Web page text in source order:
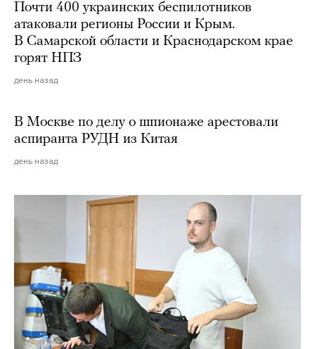
Почти 400 украинских беспилотников
атаковали регионы России и Крым.
В Самарской области и Краснодарском крае
горят НПЗ
день назад
В Москве по делу о шпионаже арестовали
аспиранта РУДН из Китая
день назад